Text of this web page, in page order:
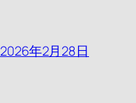
2026年2月28日